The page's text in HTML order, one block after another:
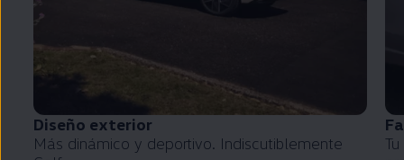
Diseño exterior
Más dinámico y deportivo. Indiscutiblemente